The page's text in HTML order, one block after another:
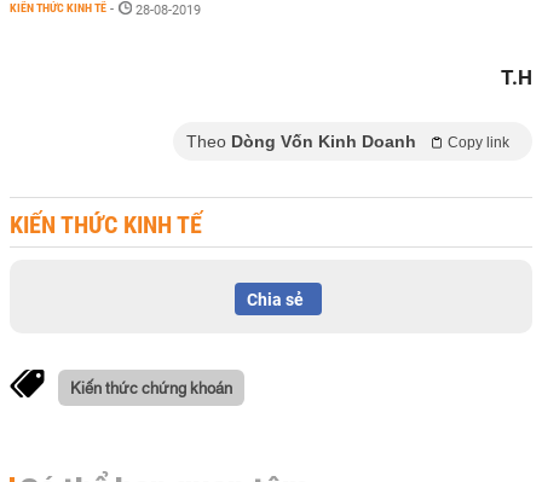
KIẾN THỨC KINH TẾ - 28-08-2019
T.H
Theo Dòng Vốn Kinh Doanh Copy link
KIẾN THỨC KINH TẾ
Chia sẻ
Kiến thức chứng khoán